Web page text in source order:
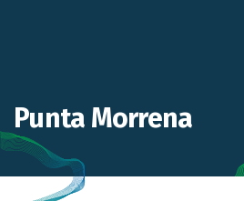
Punta Morrena